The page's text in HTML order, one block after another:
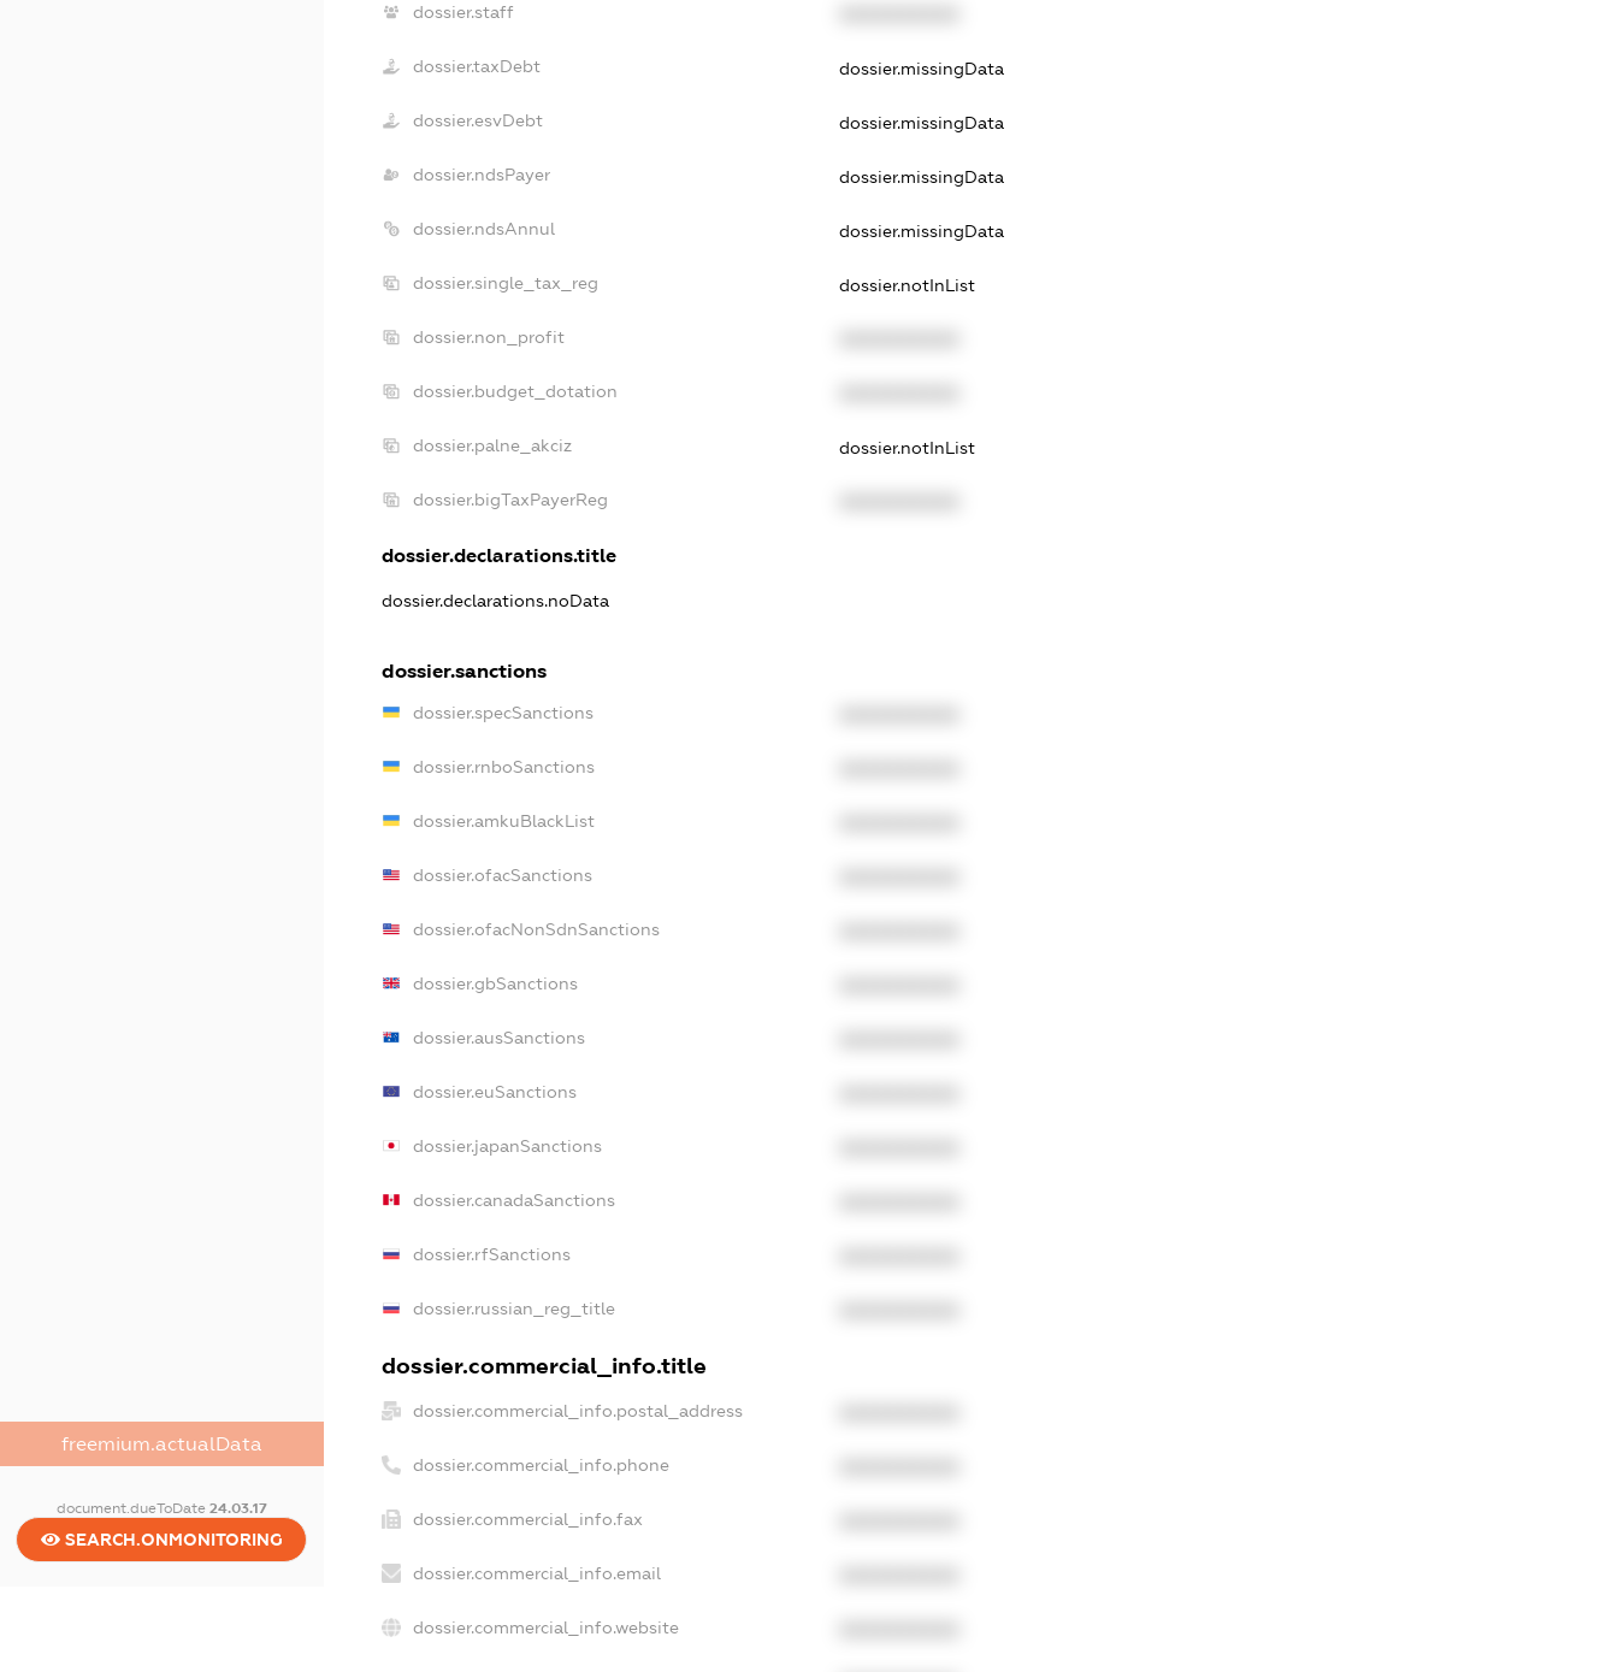
freemium.actualData
document.dueToDate 24.03.17
SEARCH.ONMONITORING
dossier.staff
dossier.taxDebt dossier.missingData
dossier.esvDebt dossier.missingData
dossier.ndsPayer dossier.missingData
dossier.ndsAnnul dossier.missingData
dossier.single_tax_reg dossier.notInList
dossier.non_profit
dossier.budget_dotation
dossier.palne_akciz dossier.notInList
dossier.bigTaxPayerReg
dossier.declarations.title
dossier.declarations.noData
dossier.sanctions
dossier.specSanctions
dossier.rnboSanctions
dossier.amkuBlackList
dossier.ofacSanctions
dossier.ofacNonSdnSanctions
dossier.gbSanctions
dossier.ausSanctions
dossier.euSanctions
dossier.japanSanctions
dossier.canadaSanctions
dossier.rfSanctions
dossier.russian_reg_title
dossier.commercial_info.title
dossier.commercial_info.postal_address
dossier.commercial_info.phone
dossier.commercial_info.fax
dossier.commercial_info.email
dossier.commercial_info.website